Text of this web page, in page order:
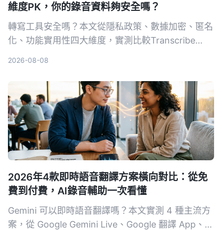
維度PK，你的錄音資料夠安全嗎？
轉寫工具安全嗎？本文從隱私政策、數據加密、匿名
化、功能實用性四大維度，實測比較Transcribe
2026-08-08
2026年4款即時語音翻譯方案橫向對比：從免
費到付費，AI錄音輔助一次看懂
Gemini 可以即時語音翻譯嗎？本文實測 4 種主流方
案，從 Google Gemini Live、Google 翻譯 App、第